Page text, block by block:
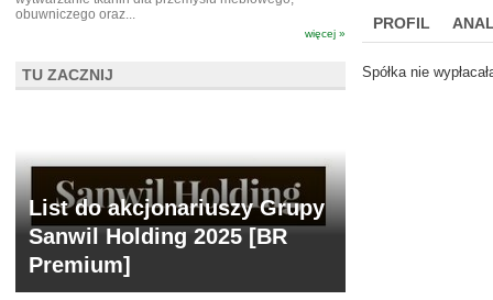
PROFIL
Spółka nie
obuwniczego oraz...
więcej »
TU ZACZNIJ
List do akcjonariuszy Grupy
Sanwil Holding 2025 [BR
Premium]